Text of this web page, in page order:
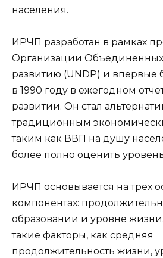
населения.
ИРЧП разработан в рамках
Организации
развитию (UNDP) и впервые
в 1990 году в ежегодном
развитии. Он стал
традиционным
таким как ВВП на душу
более полно оценить
ИРЧП основывается на трех
компонентах:
образовании и уровне
такие факторы, как средняя
продолжительность жизни,